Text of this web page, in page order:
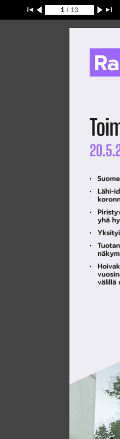
1 / 13